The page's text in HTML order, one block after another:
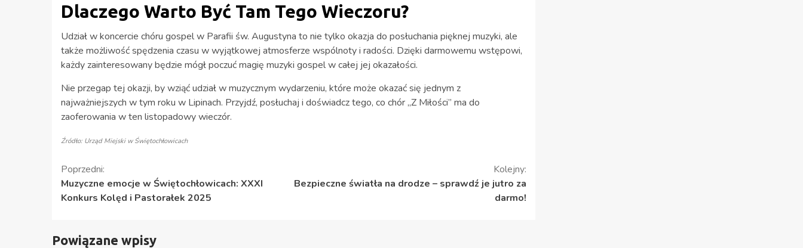
Dlaczego Warto Być Tam Tego Wieczoru?
Udział w koncercie chóru gospel w Parafii św. Augustyna to nie tylko okazja do posłuchania pięknej muzyki, ale
także możliwość spędzenia czasu w wyjątkowej atmosferze wspólnoty i radości. Dzięki darmowemu wstępowi,
każdy zainteresowany będzie mógł poczuć magię muzyki gospel w całej jej okazałości.
Nie przegap tej okazji, by wziąć udział w muzycznym wydarzeniu, które może okazać się jednym z
najważniejszych w tym roku w Lipinach. Przyjdź, posłuchaj i doświadcz tego, co chór „Z Miłości” ma do
zaoferowania w ten listopadowy wieczór.
Źródło: Urząd Miejski w Świętochłowicach
Kontynuuj
czytanie
Poprzedni:
Muzyczne emocje w Świętochłowicach: XXXI
Konkurs Kolęd i Pastorałek 2025
Kolejny:
Bezpieczne światła na drodze – sprawdź je jutro za
darmo!
Powiązane wpisy